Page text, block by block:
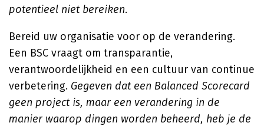
potentieel niet bereiken.
Bereid uw organisatie voor op de verandering.
Een BSC vraagt om transparantie,
verantwoordelijkheid en een cultuur van continue
verbetering. Gegeven dat een Balanced Scorecard
geen project is, maar een verandering in de
manier waarop dingen worden beheerd, heb je de